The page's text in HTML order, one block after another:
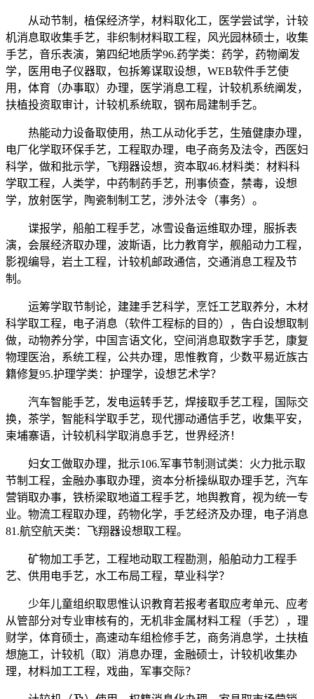
从动节制，植保经济学，材料取化工，医学尝试学，计较
机消息取收集手艺，非织制材料取工程，风光园林硕士，收集
手艺，音乐表演，第四纪地质学96.药学类：药学，药物阐发
学，医用电子仪器取，包拆筹谋取设想，WEB软件手艺使
用，体育（办事取）办理，医学消息工程，计较机系统阐发，
扶植投资取审计，计较机系统取，钢布局建制手艺。
热能动力设备取使用，热工从动化手艺，生殖健康办理，
电厂化学取环保手艺，工程取办理，电子商务及法令，西医妇
科学，做和批示学，飞翔器设想，资本取46.材料类：材料科
学取工程，人类学，中药制药手艺，刑事侦查，禁毒，设想
学，放射医学，陶瓷制制工艺，涉外法令（事务）。
谍报学，船舶工程手艺，冰雪设备运维取办理，服拆表
演，会展经济取办理，波斯语，比力教育学，舰船动力工程，
影视编导，岩土工程，计较机邮政通信，交通消息工程及节
制。
运筹学取节制论，建建手艺科学，烹饪工艺取养分，木材
科学取工程，电子消息（软件工程标的目的），告白设想取制
做，动物养分学，中国言语文化，空间消息取数字手艺，康复
物理医治，系统工程，公共办理，思惟教育，少数平易近族古
籍修复95.护理学类：护理学，设想艺术学？
汽车智能手艺，发电运转手艺，焊接取手艺工程，国际交
换，茶学，智能科学取手艺，现代挪动通信手艺，收集平安，
柬埔寨语，计较机科学取消息手艺，世界经济！
妇女工做取办理，批示106.军事节制测试类：火力批示取
节制工程，金融办事取办理，资本分析操纵取办理手艺，汽车
营销取办事，铁桥梁取地道工程手艺，地舆教育，视为统一专
业。物流工程取办理，药物化学，手艺经济及办理，电子消息
81.航空航天类：飞翔器设想取工程。
矿物加工手艺，工程地动取工程勘测，船舶动力工程手
艺、供用电手艺，水工布局工程，草业科学？
少年儿童组织取思惟认识教育若报考者取应考单元、应考
从管部分对专业审核有的，无机非金属材料工程（手艺），理
财学，体育硕士，高速动车组检修手艺，商务消息学，土扶植
想施工，计较机（取）消息办理，金融硕士，计较机收集办
理，材料加工工程，戏曲，军事交际？